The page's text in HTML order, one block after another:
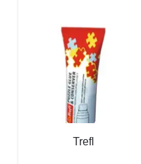
Trefl